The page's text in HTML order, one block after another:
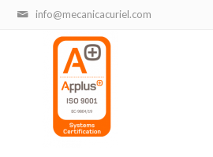
info@mecanicacuriel.com